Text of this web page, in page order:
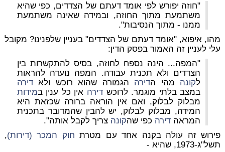
"חוזה יפורש לפי אומד דעתם של הצדדים, כפי שהיא
משתמעת מתוך החוזה, ובמידה שאינה משתמעת
ממנו - מתוך הנסיבות".
מהו, איפוא, "אומד דעתם של הצדדים" בעניין שלפנינו? מקובל
עלי לעניין זה האמור בפסק הדין:
"המפה... הינה נספח לחוזה, בסיס להתקשרות בין
הצדדים ולא תכנית עבודה. המפה נועדה להראות
לקונה מהי הדירה הגמורה שהוא רוכש ולאדירה
במצב בלתי מוגמר. לרוכש דירה אין כל ענין במידות
מבלוק לבלוק, ואם אין הוראה ברורה שכזאת היא
המידה, מבלוק לבלוק, יש להבין שהמדובר בתכנית
המראה דירה כפי שהקונה צריך לקבל אותה".
פירוש זה עולה בקנה אחד עם מטרת חוק המכר (דירות),
תשל"ג-1973, שהיא -